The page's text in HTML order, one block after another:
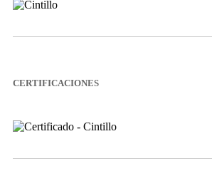
CERTIFICACIONES